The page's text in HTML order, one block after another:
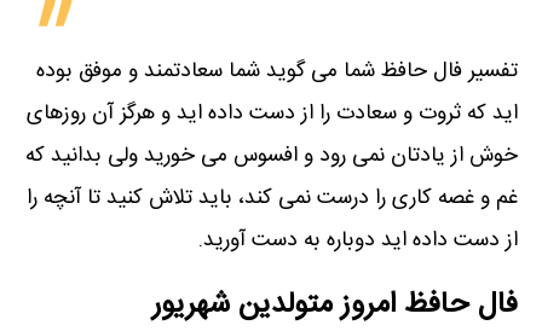
تفسیر فال حافظ شما می گوید شما سعادتمند و موفق بوده
اید که ثروت و سعادت را از دست داده اید و هرگز آن روزهای
خوش از یادتان نمی رود و افسوس می خورید ولی بدانید که
غم و غصه کاری را درست نمی کند، باید تلاش کنید تا آنچه را
از دست داده اید دوباره به دست آورید.
فال حافظ امروز متولدین‌ شهریور